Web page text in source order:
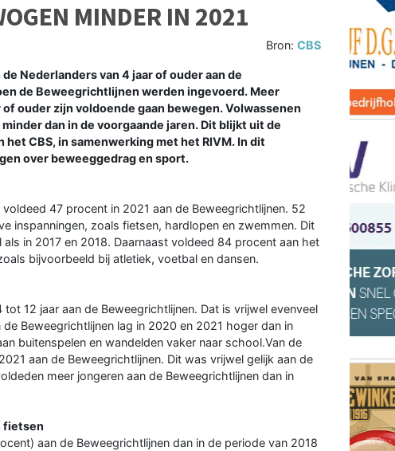
MINDER IN 2021
Bron:CBS
Nederlanders van 4 jaar of ouder aan de
de Beweegrichtlijnen werden ingevoerd. Meer
ouder zijn voldoende gaan bewegen. Volwassenen
dan in de voorgaande jaren. Dit blijkt uit de
CBS, in samenwerking met het RIVM. In dit
over beweeggedrag en sport.
47 procent in 2021 aan de Beweegrichtlijnen. 52
inspanningen, zoals fietsen, hardlopen en zwemmen. Dit
in 2017 en 2018. Daarnaast voldeed 84 procent aan het
bijvoorbeeld bij atletiek, voetbal en dansen.
12 jaar aan de Beweegrichtlijnen. Dat is vrijwel evenveel
Beweegrichtlijnen lag in 2020 en 2021 hoger dan in
buitenspelen en wandelden vaker naar school.Van de
aan de Beweegrichtlijnen. Dit was vrijwel gelijk aan de
meer jongeren aan de Beweegrichtlijnen dan in
fietsen
aan de Beweegrichtlijnen dan in de periode van 2018